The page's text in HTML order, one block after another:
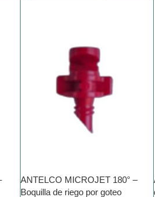
ANTELCO MICROJET 180° –
Boquilla de riego por goteo